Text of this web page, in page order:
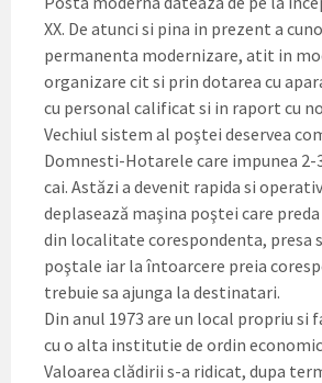
XX. De atunci si pina in prezent a
permanenta modernizare, atit in
organizare cit si prin dotarea cu
cu personal calificat si in raport cu
Vechiul sistem al poştei deservea
Domnesti-Hotarele care impunea 2-
cai. Astăzi a devenit rapida si
deplasează maşina poştei care
din localitate corespondenta, presa
poştale iar la întoarcere preia
trebuie sa ajunga la destinatari.
Din anul 1973 are un local propriu si
cu o alta institutie de ordin
Valoarea clădirii s-a ridicat, dupa